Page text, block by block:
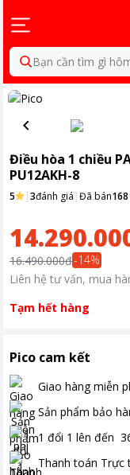
Bạn cần tìm gì
Điều hòa 1 chiều
PU12AKH-8
5 |3đánh giá |Đã bán
16.490.000đ-14%
Liên hệ tư vấn, mua
Tạm hết hàng
Pico cam kết
Giao hàng miễn
Sản phẩm bảo
1 đổi 1 lên đến
Thanh toán Trực